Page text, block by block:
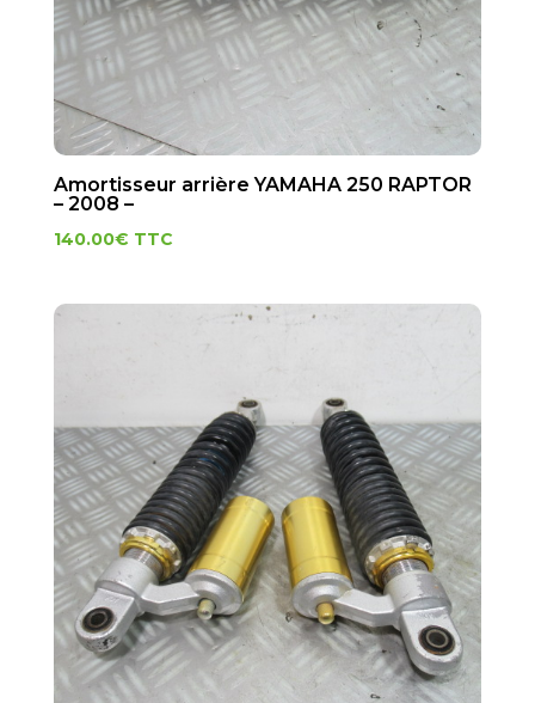
Amortisseur arrière YAMAHA 250 RAPTOR
– 2008 –
140.00€ TTC